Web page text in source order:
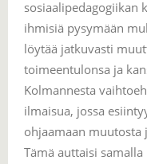
sosiaalipedagogiikan
ihmisiä pysymään
löytää jatkuvasti
toimeentulonsa ja
Kolmannesta
ilmaisua, jossa
ohjaamaan muutosta
Tämä auttaisi